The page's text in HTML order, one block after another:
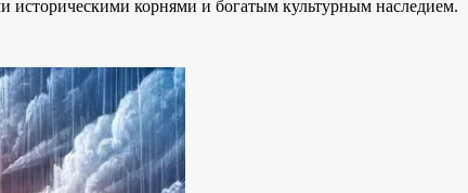
историческими корнями и богатым культурным наследием.